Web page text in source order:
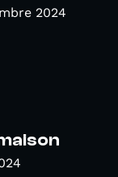
2024